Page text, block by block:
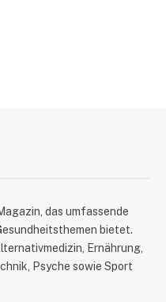
das umfassende
bietet.
Ernährung,
Psyche sowie Sport